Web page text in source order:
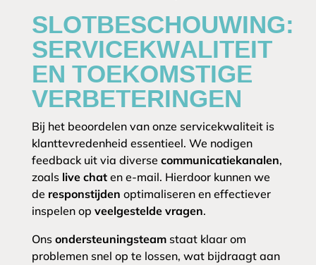
SLOTBESCHOUWING:
SERVICEKWALITEIT
EN TOEKOMSTIGE
VERBETERINGEN
Bij het beoordelen van onze servicekwaliteit is
klanttevredenheid essentieel. We nodigen
feedback uit via diverse communicatiekanalen,
zoals live chaten e-mail. Hierdoor kunnen we
de responstijden optimaliseren en effectiever
inspelen op veelgestelde vragen.
Ons ondersteuningsteamstaat klaar om
problemen snel op te lossen, wat bijdraagt aan